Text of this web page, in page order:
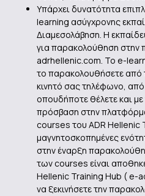
Υπάρχει δυνατότητα
learning ασύγχρονης
Διαμεσολάβηση. Η
για παρακολούθηση στην
adrhellenic.com. Το e-
το παρακολουθήσετε από
κινητό σας τηλέφωνο,
οπουδήποτε θέλετε και
πρόσβαση στην
courses του ADR Hellenic
μαγνητοσκοπημένες
στην έναρξη
των courses είναι
Hellenic Training Hub ( e-
να ξεκινήσετε την